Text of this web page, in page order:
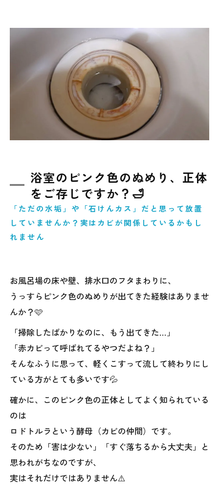
は？🔬
ピンク汚れ＝ロドトルラだけではない理由⚠️
Fusariumが持つ毒性と健康・住環境への影響
😨
なぜ現代住宅はカビが再発しやすいのか？🏠
見えるカビより怖い「見えない場所のカビ」
カビの発生原因を多角的に調査する理由📊
東北地方で増えているカビトラブルの傾向🌬️
❄️
こんな症状があれば要注意！セルフチェック
択を🍀
手に負えないカビトラブルはプロに相談を📞
浴室のピンク色のぬめり、正体
をご存じですか？🛁
「ただの水垢」や「石けんカス」だと思って放置
していませんか？実はカビが関係しているかもし
れません
お風呂場の床や壁、排水口のフタまわりに、
うっすらピンク色のぬめりが出てきた経験はありませ
んか？🩷
「掃除したばかりなのに、もう出てきた…」
「赤カビって呼ばれてるやつだよね？」
そんなふうに思って、軽くこすって流して終わりにし
ている方がとても多いです💦
確かに、このピンク色の正体としてよく知られている
のは
ロドトルラという酵母（カビの仲間）です。
そのため「害は少ない」「すぐ落ちるから大丈夫」と
思われがちなのですが、
実はそれだけではありません⚠️